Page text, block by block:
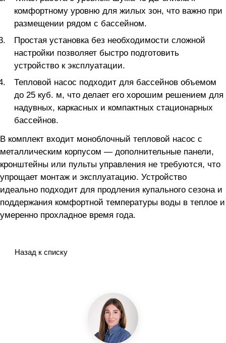
комфортному уровню для жилых зон, что важно при
размещении рядом с бассейном.
Простая установка без необходимости сложной
настройки позволяет быстро подготовить
устройство к эксплуатации.
Тепловой насос подходит для бассейнов объемом
до 25 куб. м, что делает его хорошим решением для
надувных, каркасных и компактных стационарных
бассейнов.
В комплект входит моноблочный тепловой насос с
металлическим корпусом — дополнительные панели,
кронштейны или пульты управления не требуются, что
упрощает монтаж и эксплуатацию. Устройство
идеально подходит для продления купального сезона и
поддержания комфортной температуры воды в теплое и
умеренно прохладное время года.
Назад к списку